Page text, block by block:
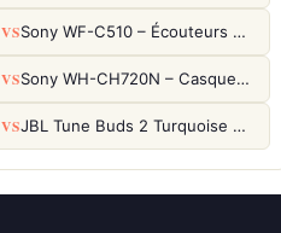
VS Sony WF-C510 – Écouteurs True Wireless compacts, autonomie 22h et multipoint
VS Sony WH-CH720N – Casque ANC 35h, Ultra-léger (192g) avec Processeur V1
VS JBL Tune Buds 2 Turquoise – Écouteurs True Wireless avec ANC et autonomie 48h